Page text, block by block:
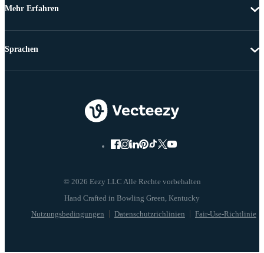
Mehr Erfahren
© 2026 Eezy LLC Alle Rechte vorbehalten
Nutzungsbedingungen Datenschutzrichlinien Fair-Use-Richtlinie
Sprachen